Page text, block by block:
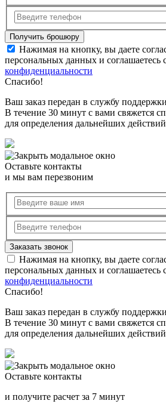
Нажимая на кнопку, вы даете
персональных данных и соглашаетесь
конфиденциальности
Спасибо!
Ваш заказ передан в службу
В течение 30 минут с вами свяжется
для определения дальнейших действий
Оставьте контакты
и мы вам перезвоним
Нажимая на кнопку, вы даете
персональных данных и соглашаетесь
конфиденциальности
Спасибо!
Ваш заказ передан в службу
В течение 30 минут с вами свяжется
для определения дальнейших действий
Оставьте контакты
и получите расчет за 7 минут